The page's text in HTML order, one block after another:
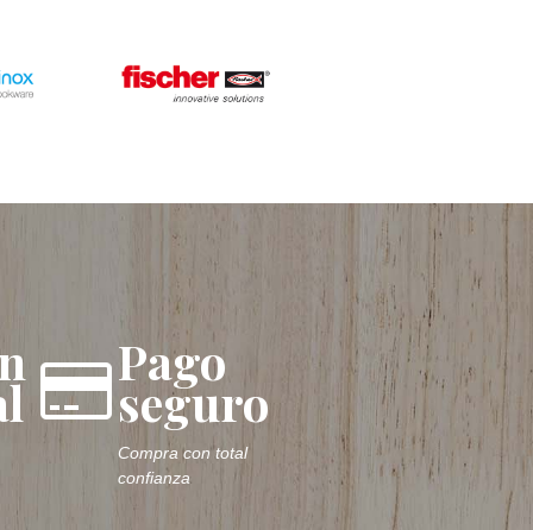
Pago
seguro
Compra con total
confianza